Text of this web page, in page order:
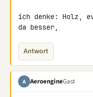
ich denke: Holz,
da besser,
Antwort
A AeroengineGast